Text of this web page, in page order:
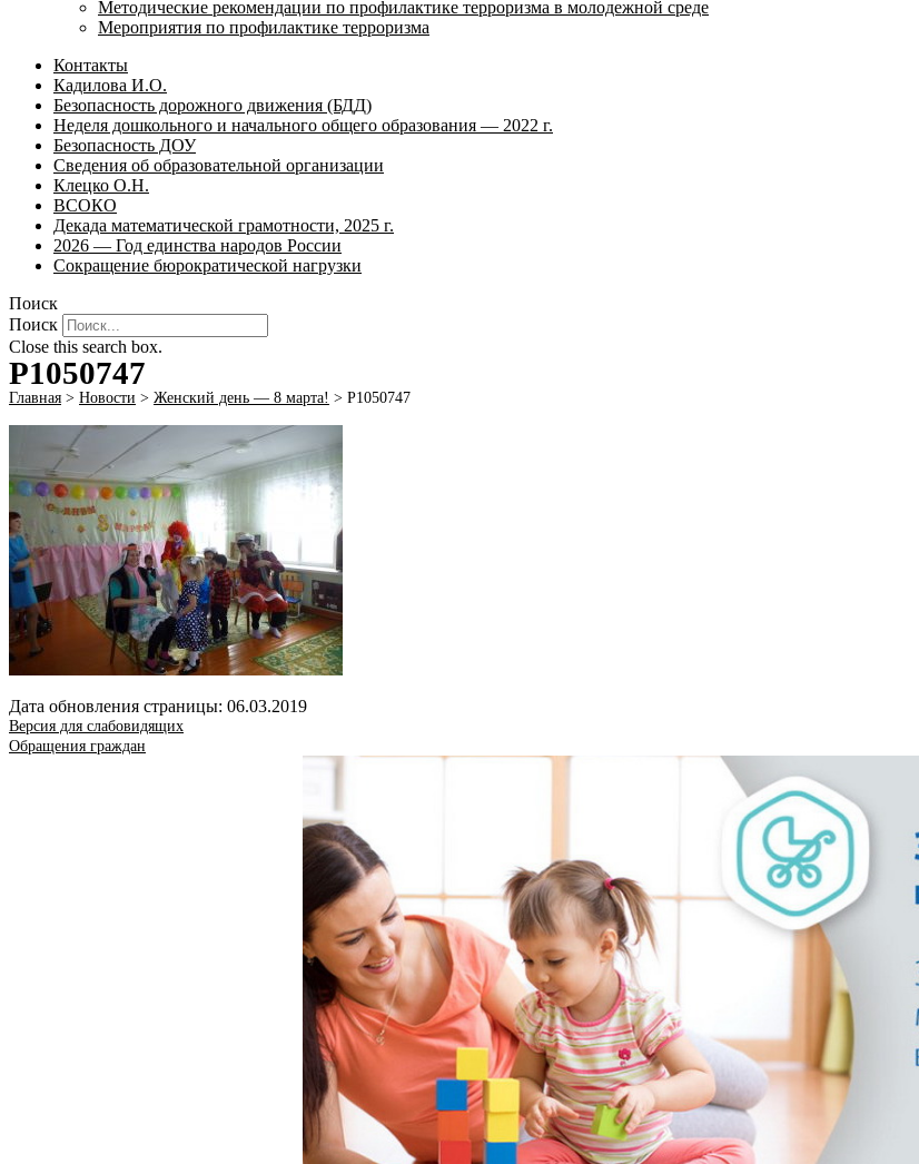
Методические рекомендации по профилактике терроризма в молодежной среде
Мероприятия по профилактике терроризма
Контакты
Кадилова И.О.
Безопасность дорожного движения (БДД)
Неделя дошкольного и начального общего образования — 2022 г.
Безопасность ДОУ
Сведения об образовательной организации
Клецко О.Н.
ВСОКО
Декада математической грамотности, 2025 г.
2026 — Год единства народов России
Сокращение бюрократической нагрузки
Поиск
Поиск
Close this search box.
P1050747
Главная > Новости > Женский день — 8 марта! > P1050747
Дата обновления страницы: 06.03.2019
Версия для слабовидящих
Обращения граждан